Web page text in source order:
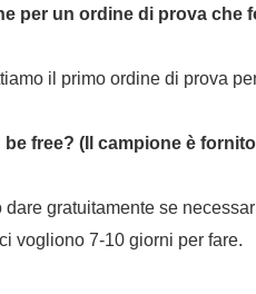
per un ordine di prova che
il primo ordine di prova
free? (Il campione è
gratuitamente se
vogliono 7-10 giorni per fare.